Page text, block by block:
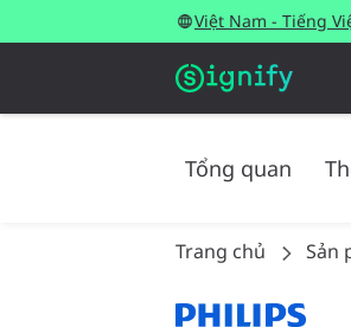
Việt Nam - Tiếng
Tổng quan
Trang chủ Sản